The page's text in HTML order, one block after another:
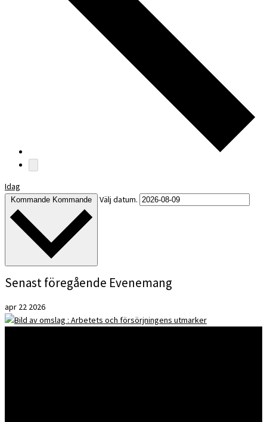
Idag
Kommande Kommande Välj datum.
Senast föregående Evenemang
apr 22 2026